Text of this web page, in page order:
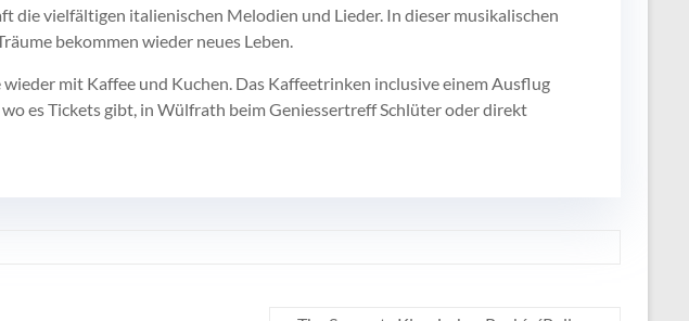
die vielfältigen italienischen Melodien und Lieder. In dieser musikalischen
bekommen wieder neues Leben.
mit Kaffee und Kuchen. Das Kaffeetrinken inclusive einem Ausflug
es Tickets gibt, in Wülfrath beim Geniessertreff Schlüter oder direkt